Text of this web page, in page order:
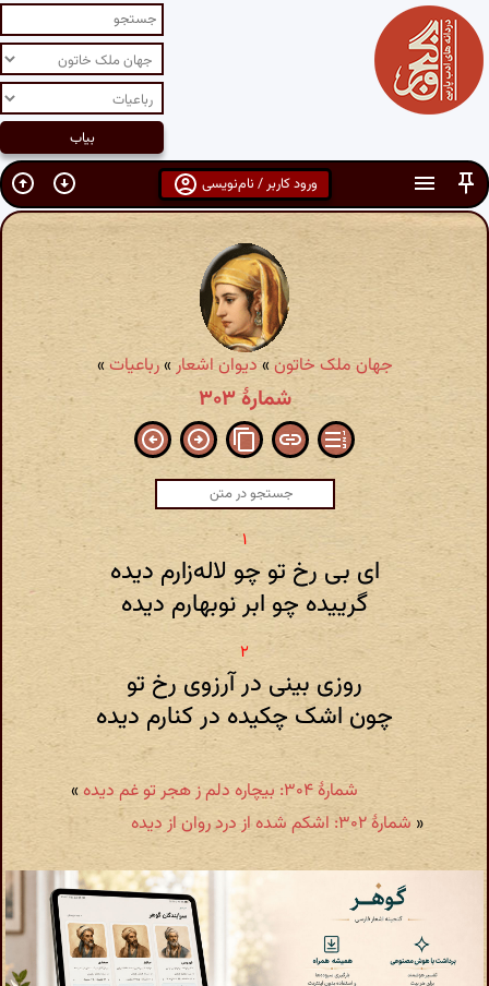
ورود کاربر / نام‌نویسی
جهان ملک خاتون» دیوان اشعار»رباعیات»
شمارهٔ ۳۰۳
ای بی رخ تو چو لاله‌زارم دیده
گرییده چو ابر نوبهارم دیده
روزی بینی در آرزوی رخ تو
چون اشک چکیده در کنارم دیده
شمارهٔ ۳۰۴: بیچاره دلم ز هجر تو غم دیده
»
« شمارهٔ ۳۰۲: اشکم شده از درد روان از دیده